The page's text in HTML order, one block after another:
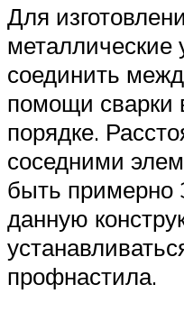
Для
металлические
соединить
помощи сварки
порядке.
соседними
быть примерно
данную
профнастила.